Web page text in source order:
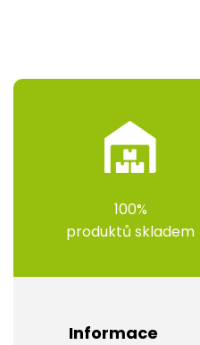
100%
produktů skladem
Informace